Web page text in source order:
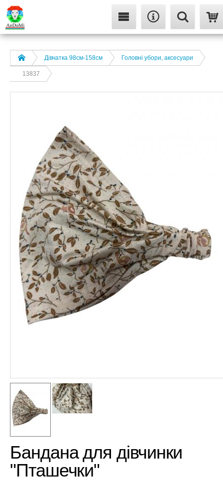
Дівчатка 98cм-158см Головні убори, аксесуари
13837
Бандана для дівчинки
"Пташечки"